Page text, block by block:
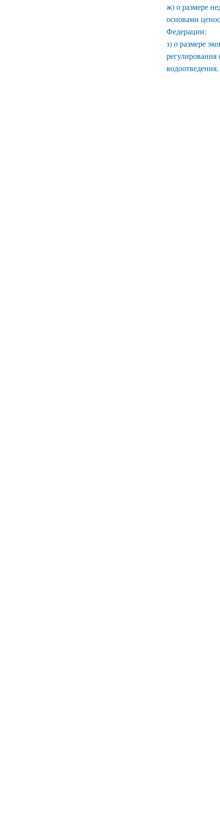
ж) о размере
основами
Федерации;
з) о размере